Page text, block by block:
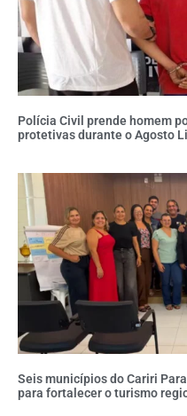
Polícia Civil prende homem
protetivas durante o Agosto
Seis municípios do Cariri
para fortalecer o turismo